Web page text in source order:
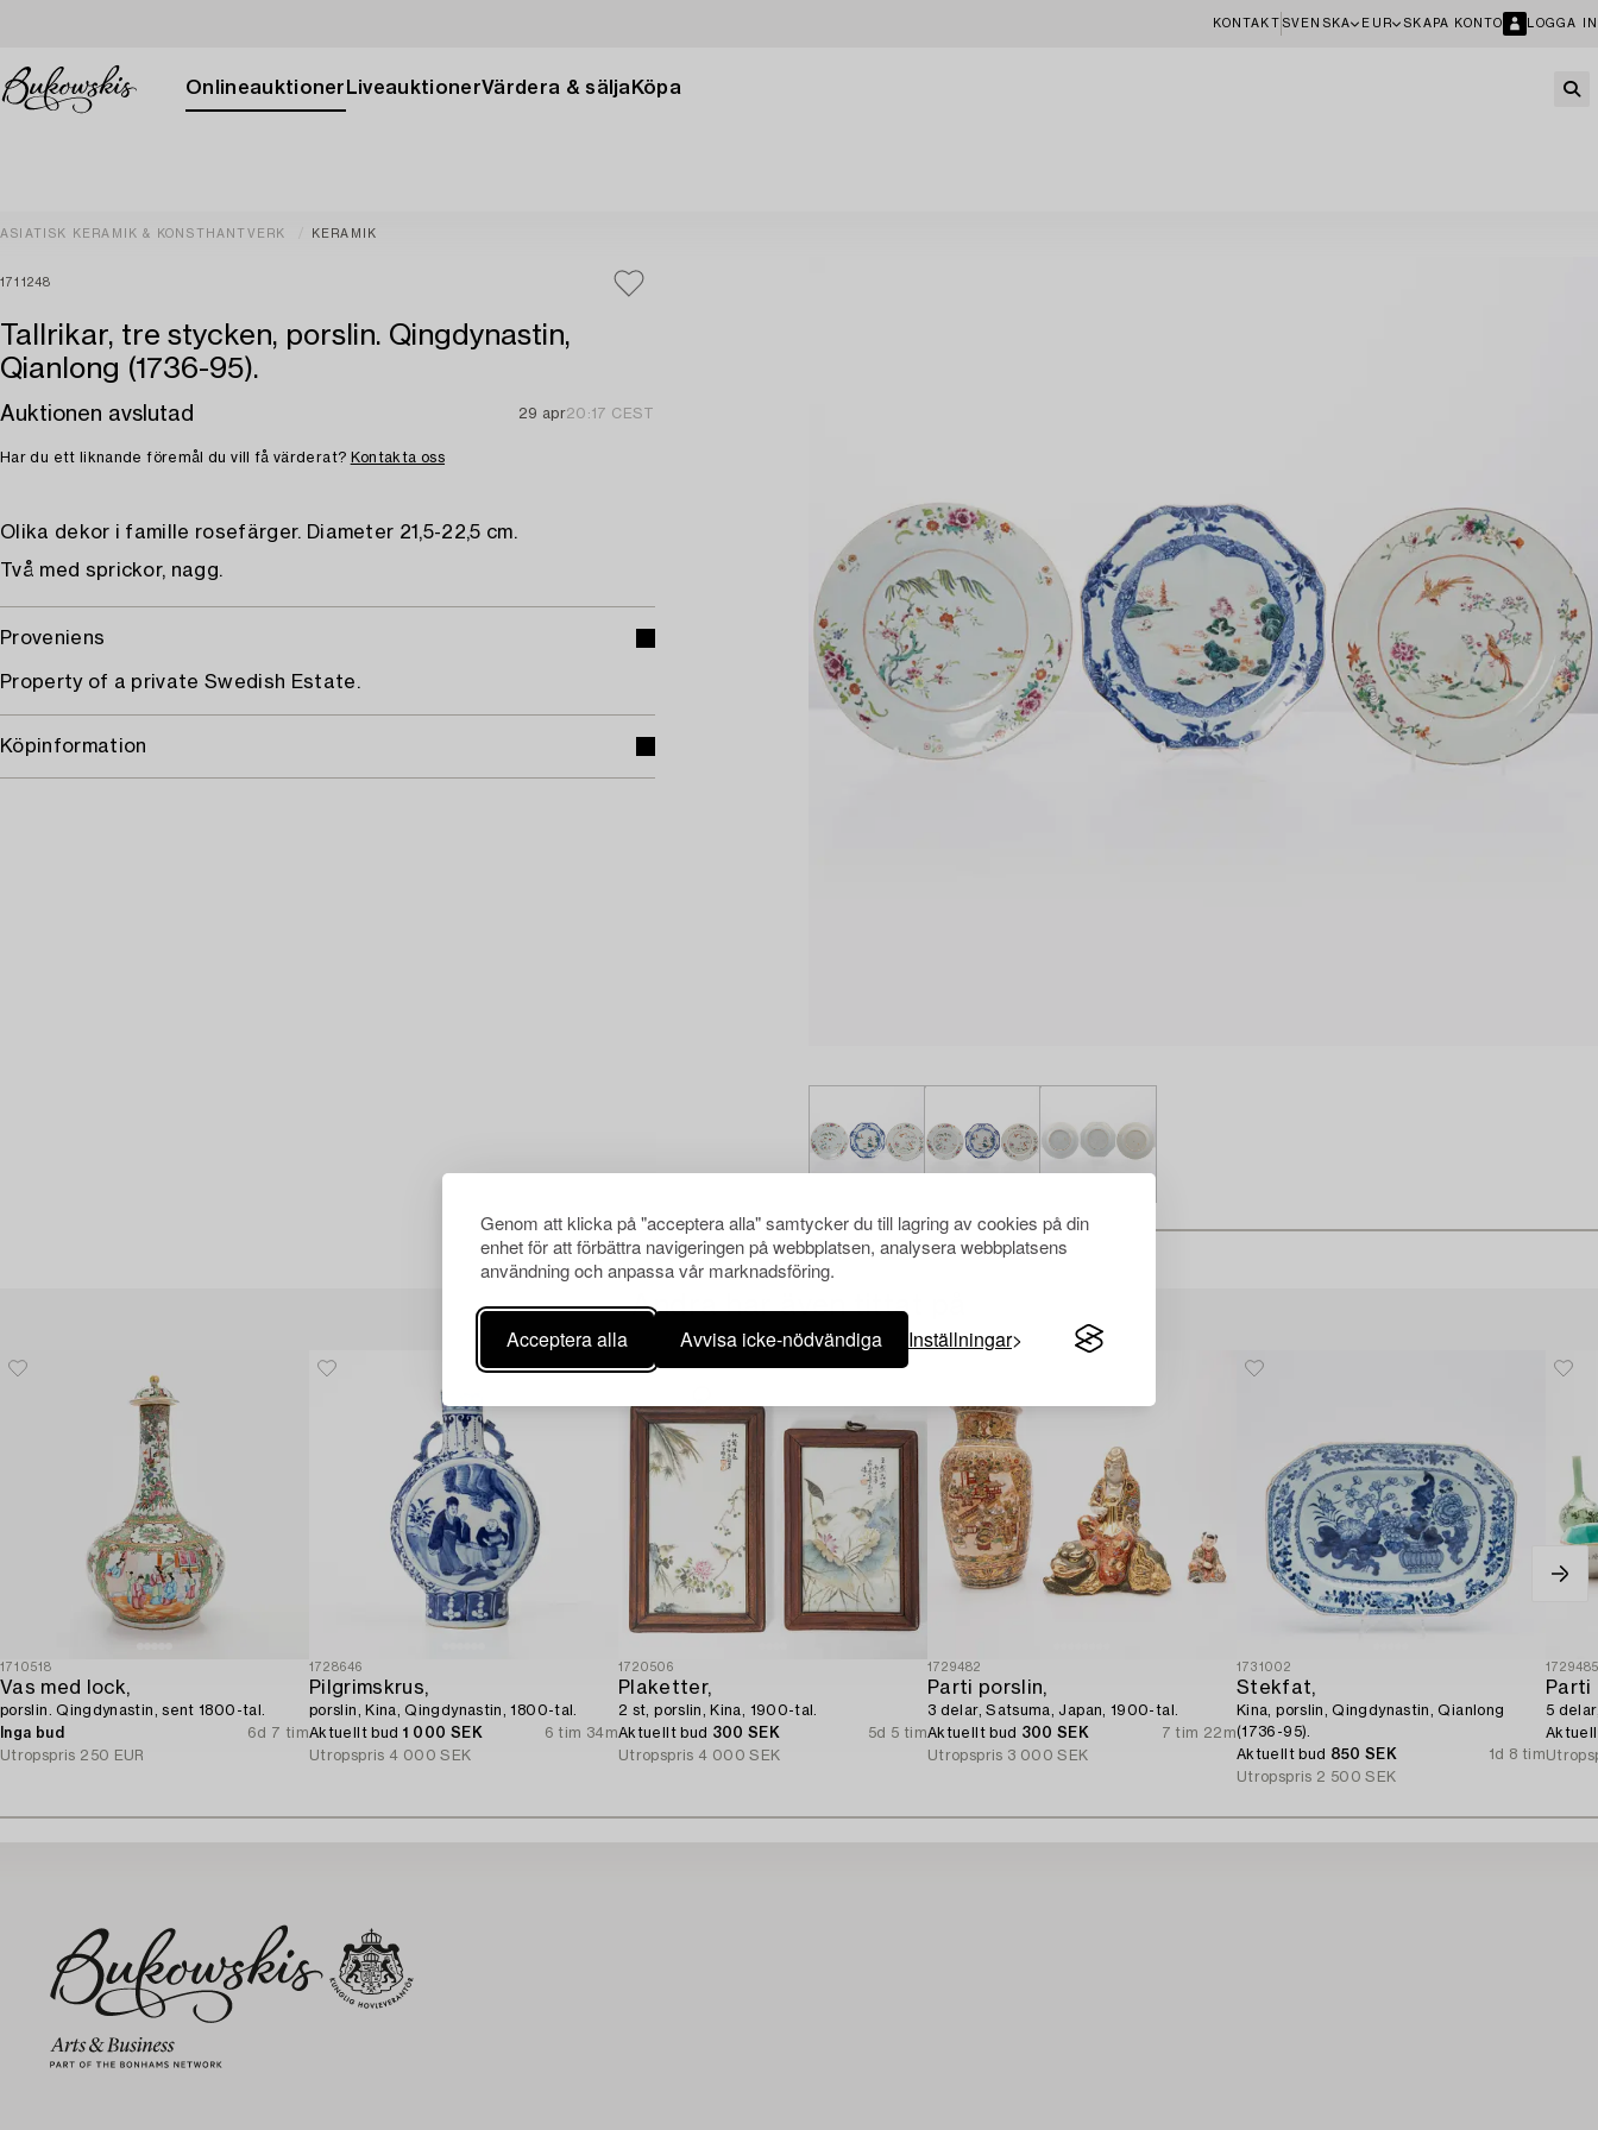
Genom att klicka på "acceptera alla" samtycker du till lagring av cookies på din
enhet för att förbättra navigeringen på webbplatsen, analysera webbplatsens
användning och anpassa vår marknadsföring.
Acceptera alla Avvisa icke-nödvändiga Inställningar
KONTAKT SVENSKA EUR SKAPA KONTO LOGGA IN
Onlineauktioner LiveauktionerVärdera & sälja Köpa
ASIATISK KERAMIK & KONSTHANTVERK KERAMIK
1711248
Tallrikar, tre stycken, porslin. Qingdynastin,
Qianlong (1736-95).
Auktionen avslutad 29 apr20:17 CEST
Har du ett liknande föremål du vill få värderat? Kontakta oss
Olika dekor i famille rosefärger. Diameter 21,5-22,5 cm.
Två med sprickor, nagg.
Proveniens
Property of a private Swedish Estate.
Köpinformation
Andra har även tittat på
1710518
Vas med lock,
porslin. Qingdynastin, sent 1800-tal.
Inga bud
6d 7 tim
Utropspris 250 EUR
1728646
Pilgrimskrus,
porslin, Kina, Qingdynastin, 1800-tal.
Aktuellt bud 1 000 SEK
6 tim 34m
Utropspris 4 000 SEK
1720506
Plaketter,
2 st, porslin, Kina, 1900-tal.
Aktuellt bud 300 SEK
5d 5 tim
Utropspris 4 000 SEK
1729482
Parti porslin,
3 delar, Satsuma, Japan, 1900-tal.
Aktuellt bud 300 SEK
7 tim 22m
Utropspris 3 000 SEK
1731002
Stekfat,
Kina, porslin, Qingdynastin, Qianlong
(1736-95).
Aktuellt bud 850 SEK
1d 8 tim
Utropspris 2 500 SEK
Parti
5